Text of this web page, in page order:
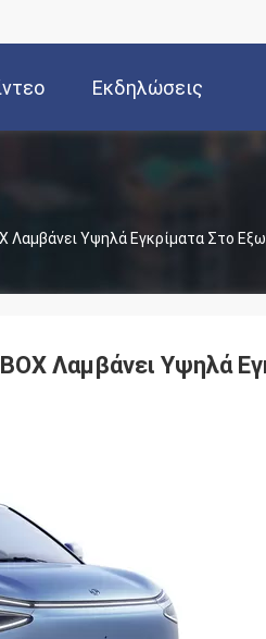
Εκδηλώσεις
Λαμβάνει Υψηλά Εγκρίματα Στο
Λαμβάνει Υψηλά